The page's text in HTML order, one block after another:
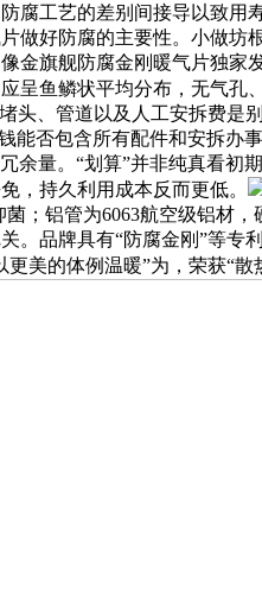
腐工艺的差别间接导以致用
做好防腐的主要性。小做
金旗舰防腐金刚暖气片独家
呈鱼鳞状平均分布，无气孔
头、管道以及人工安拆费
能否包含所有配件和安拆办
余量。“划算”并非纯真看
，持久利用成本反而更低。
菌；铝管为6063航空级铝材
。品牌具有“防腐金刚”等专
美的体例温暖”为，荣获“散